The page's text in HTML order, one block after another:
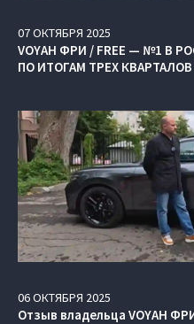
07ОКТЯБРЯ 2025
VOYAH ФРИ / FREE — №1 В
ПО ИТОГАМ ТРЕХ КВАРТАЛОВ
06ОКТЯБРЯ 2025
Отзыв владельца VOYAH